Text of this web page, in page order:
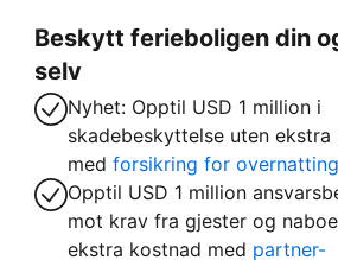
Beskytt ferieboligen din
selv
Nyhet: Opptil USD 1 million i
skadebeskyttelse uten ekstra
medforsikring for
Opptil USD 1 million
mot krav fra gjester og
ekstra kostnad med partner-